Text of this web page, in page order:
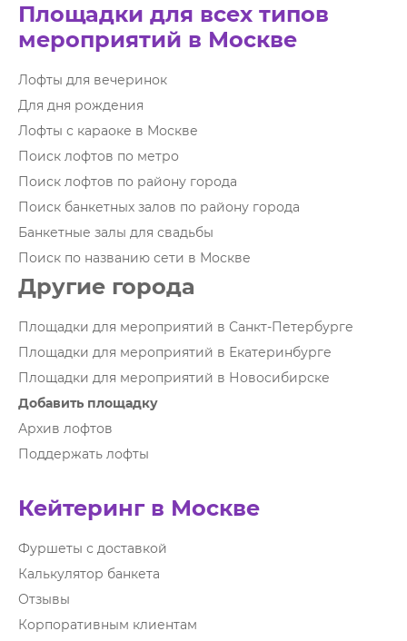
Площадки для всех типов
мероприятий в Москве
Лофты для вечеринок
Для дня рождения
Лофты с караоке в Москве
Поиск лофтов по метро
Поиск лофтов по району города
Поиск банкетных залов по району города
Банкетные залы для свадьбы
Поиск по названию сети в Москве
Другие города
Площадки для мероприятий в Санкт-Петербурге
Площадки для мероприятий в Екатеринбурге
Площадки для мероприятий в Новосибирске
Добавить площадку
Архив лофтов
Поддержать лофты
Кейтеринг в Москве
Фуршеты с доставкой
Калькулятор банкета
Отзывы
Корпоративным клиентам